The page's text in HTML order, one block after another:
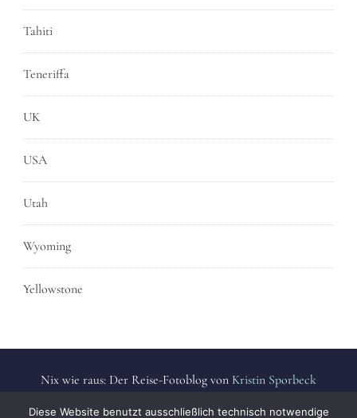
Tahiti
Teneriffa
UK
USA
Utah
Wyoming
Yellowstone
Nix wie raus: Der Reise-Fotoblog von Kristin Sporbeck
Diese Website benutzt ausschließlich technisch notwendige